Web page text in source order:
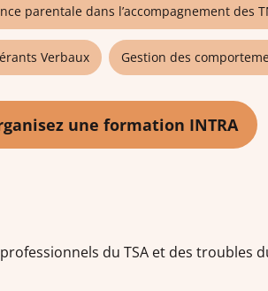
parentale dans l’accompagnement des
Verbaux Gestion des
une formation INTRA
du TSA et des troubles